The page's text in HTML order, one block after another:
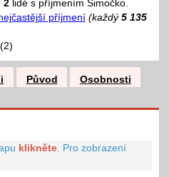
2lidé s příjmením Simočko.
příjmení (každý 5 135
Původ
Osobnosti
klikněte Pro zobrazení